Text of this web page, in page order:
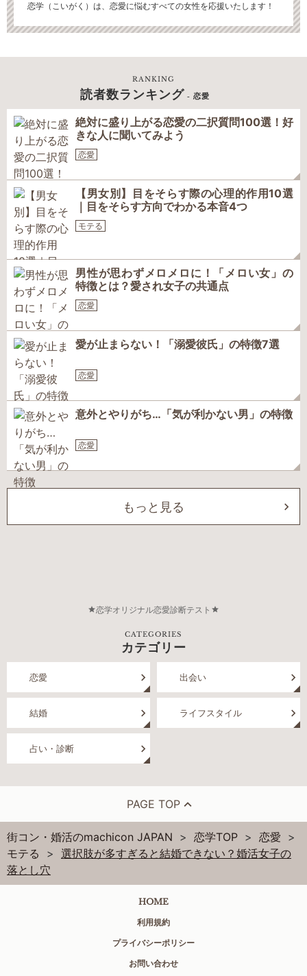
恋学（こいがく）は、恋愛に悩むすべての女性を応援いたします！
RANKING
読者数ランキング - 恋愛
絶対に盛り上がる恋愛の二択質問100選！好
きな人に聞いてみよう
恋愛
【男女別】目をそらす際の心理的作用10選
｜目をそらす方向でわかる本音4つ
モテる
男性が思わずメロメロに！「メロい女」の
特徴とは？愛され女子の共通点
恋愛
愛が止まらない！「溺愛彼氏」の特徴7選
恋愛
意外とやりがち…「気が利かない男」の特徴
恋愛
もっと見る
恋学オリジナル恋愛診断テスト
CATEGORIES
カテゴリー
恋愛 出会い
結婚 ライフスタイル
占い・診断
PAGE TOP
街コン・婚活のmachicon JAPAN 恋学TOP
恋愛
モテる
選択肢が多すぎると結婚できない？婚活女子の
落とし穴
HOME
利用規約
プライバシーポリシー
お問い合わせ